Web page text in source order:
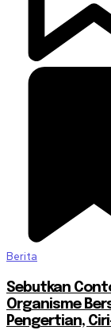
Berita
Sebutkan
Organisme
Pengertian,